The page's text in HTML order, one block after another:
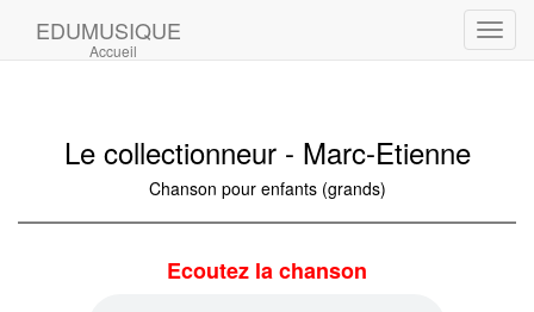
EDUMUSIQUE
Accueil
Le collectionneur - Marc-Etienne
Chanson pour enfants (grands)
Ecoutez la chanson